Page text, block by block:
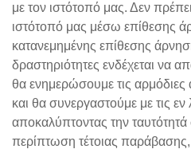
με τον ιστότοπό μας. Δεν
ιστότοπό μας μέσω επίθεσης
κατανεμημένης επίθεσης
δραστηριότητες ενδέχεται να
θα ενημερώσουμε τις
και θα συνεργαστούμε με τις
αποκαλύπτοντας την
περίπτωση τέτοιας